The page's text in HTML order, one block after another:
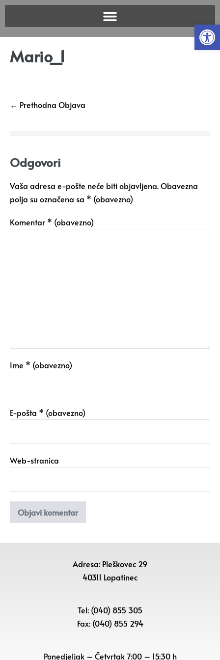
Mario_1
← Prethodna Objava
Odgovori
Vaša adresa e-pošte neće biti objavljena.Obavezna
polja su označena sa * (obavezno)
Komentar * (obavezno)
Ime * (obavezno)
E-pošta * (obavezno)
Web-stranica
Adresa: Pleškovec 29
40311 Lopatinec
Tel: (040) 855 305
Fax: (040) 855 294
Ponedjeljak – Četvrtak 7:00 – 15:30 h